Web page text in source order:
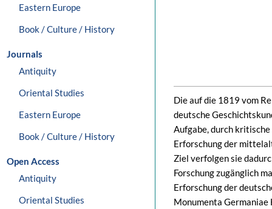
Eastern Europe
Book / Culture / History
Journals
Antiquity
Oriental Studies
Eastern Europe
Book / Culture / History
Open Access
Antiquity
Oriental Studies
Die auf die 1819 vom
deutsche
Aufgabe, durch
Erforschung der
Ziel verfolgen sie
Forschung zugänglich
Erforschung der
Monumenta Germaniae